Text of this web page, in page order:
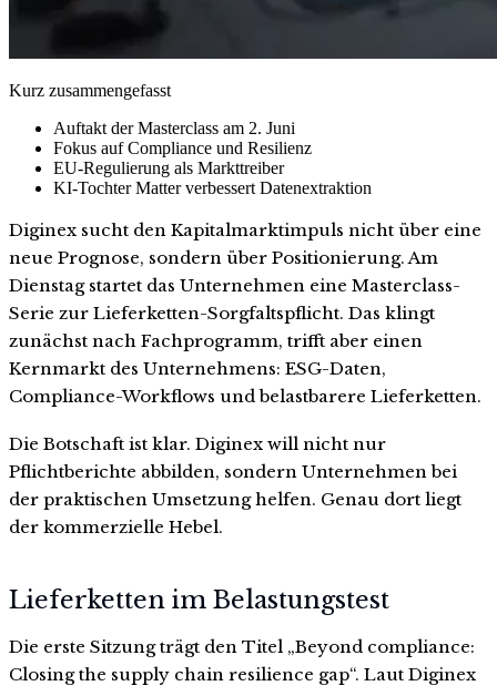
Kurz zusammengefasst
Auftakt der Masterclass am 2. Juni
Fokus auf Compliance und Resilienz
EU-Regulierung als Markttreiber
KI-Tochter Matter verbessert Datenextraktion
Diginex sucht den Kapitalmarktimpuls nicht über eine
neue Prognose, sondern über Positionierung. Am
Dienstag startet das Unternehmen eine Masterclass-
Serie zur Lieferketten-Sorgfaltspflicht. Das klingt
zunächst nach Fachprogramm, trifft aber einen
Kernmarkt des Unternehmens: ESG-Daten,
Compliance-Workflows und belastbarere Lieferketten.
Die Botschaft ist klar. Diginex will nicht nur
Pflichtberichte abbilden, sondern Unternehmen bei
der praktischen Umsetzung helfen. Genau dort liegt
der kommerzielle Hebel.
Lieferketten im Belastungstest
Die erste Sitzung trägt den Titel „Beyond compliance:
Closing the supply chain resilience gap“. Laut Diginex